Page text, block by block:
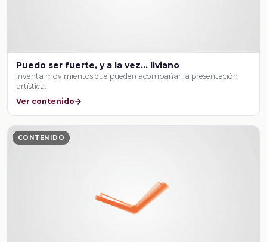
Puedo ser fuerte, y a la vez... liviano
inventa movimientos que pueden acompañar la presentación
artística.
Ver contenido
CONTENIDO